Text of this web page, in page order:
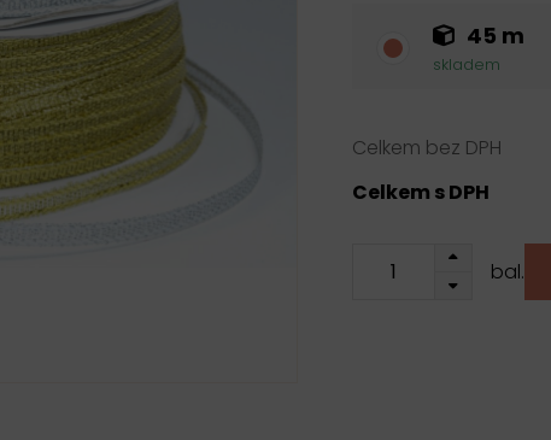
45 m
skladem
Celkem bez DPH
Celkem s DPH
bal.